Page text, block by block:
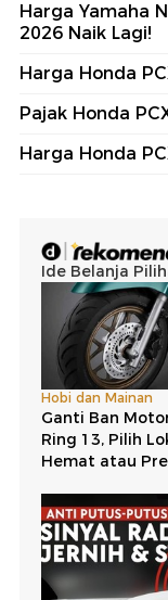
Harga Yamaha
2026 Naik Lagi!
Harga Honda
Pajak Honda
Harga Honda